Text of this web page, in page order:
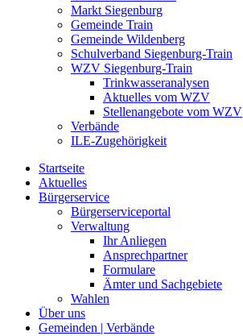
Markt Siegenburg
Gemeinde Train
Gemeinde Wildenberg
Schulverband Siegenburg-Train
WZV Siegenburg-Train
Trinkwasseranalysen
Aktuelles vom WZV
Stellenangebote vom WZV
Verbände
ILE-Zugehörigkeit
Startseite
Aktuelles
Bürgerservice
Bürgerserviceportal
Verwaltung
Ihr Anliegen
Ansprechpartner
Formulare
Ämter und Sachgebiete
Wahlen
Über uns
Gemeinden | Verbände